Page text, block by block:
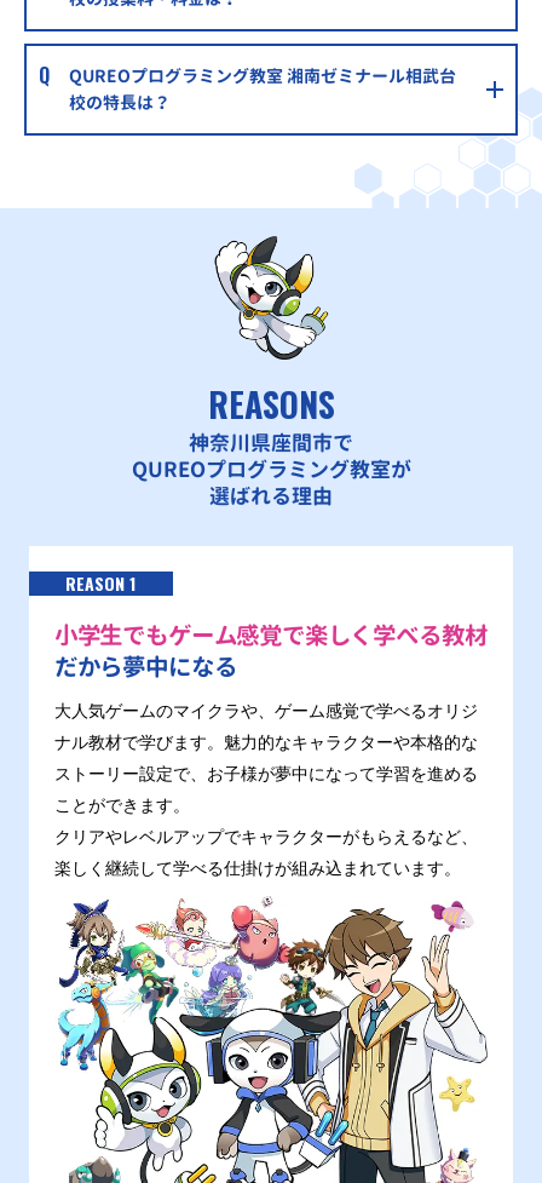
QUREOプログラミング教室 湘南ゼミナール相武台
校の特長は？
REASONS
神奈川県座間市で
QUREOプログラミング教室が
選ばれる理由
REASON 1
小学生でもゲーム感覚で楽しく学べる教材
だから夢中になる
大人気ゲームのマイクラや、ゲーム感覚で学べるオリジ
ナル教材で学びます。魅力的なキャラクターや本格的な
ストーリー設定で、お子様が夢中になって学習を進める
ことができます。
クリアやレベルアップでキャラクターがもらえるなど、
楽しく継続して学べる仕掛けが組み込まれています。